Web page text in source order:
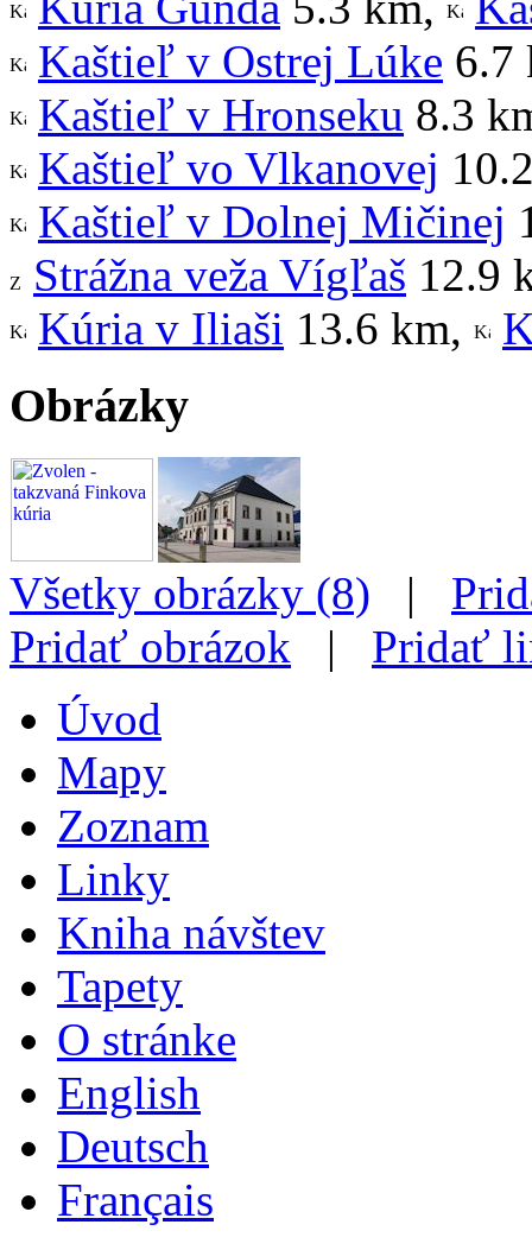
Kaštieľ v Ostrej Lúke 6.7
Kaštieľ v Hronseku 8.3
Kaštieľ vo Vlkanovej
Kaštieľ v Dolnej Mičinej
Strážna veža Vígľaš 12.9
Kúria v Iliaši 13.6 km,
Obrázky
Všetky obrázky (8) |
Pridať obrázok | Pridať
Úvod
Mapy
Zoznam
Linky
Kniha návštev
Tapety
O stránke
English
Deutsch
Français